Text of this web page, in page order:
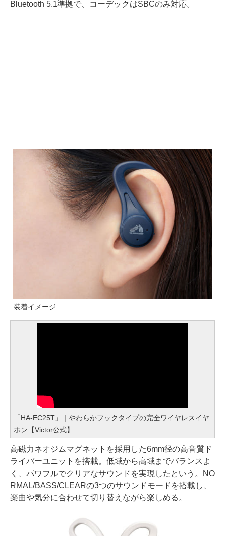
Bluetooth 5.1準拠で、コーデックはSBCのみ対応。
装着イメージ
「HA-EC25T」｜やわらかフックタイプの完全ワイヤレスイヤ
ホン【Victor公式】
高磁力ネオジムマグネットを採用した6mm径の高音質ド
ライバーユニットを搭載。低域から高域までバランスよ
く、パワフルでクリアなサウンドを実現したという。NO
RMAL/BASS/CLEARの3つのサウンドモードを搭載し、
楽曲や気分に合わせて切り替えながら楽しめる。